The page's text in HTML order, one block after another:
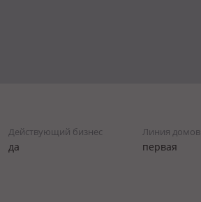
Действующий бизнес
да
Линия домов
первая